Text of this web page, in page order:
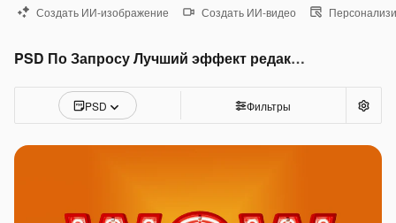
Создать ИИ-изображение Создать ИИ-видео
PSD По Запросу Лучший эффект редактируемого текста
PSD Фильтры